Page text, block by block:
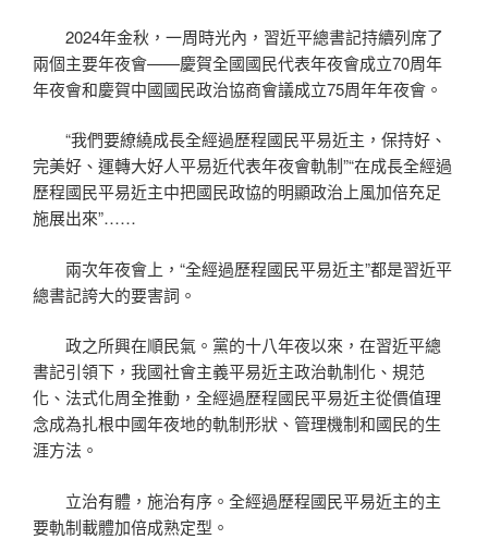
2024年金秋，一周時光內，習近平總書記持續列席了
兩個主要年夜會——慶賀全國國民代表年夜會成立70周年
年夜會和慶賀中國國民政治協商會議成立75周年年夜會。
“我們要繚繞成長全經過歷程國民平易近主，保持好、
完美好、運轉大好人平易近代表年夜會軌制”“在成長全經過
歷程國民平易近主中把國民政協的明顯政治上風加倍充足
施展出來”……
兩次年夜會上，“全經過歷程國民平易近主”都是習近平
總書記誇大的要害詞。
政之所興在順民氣。黨的十八年夜以來，在習近平總
書記引領下，我國社會主義平易近主政治軌制化、規范
化、法式化周全推動，全經過歷程國民平易近主從價值理
念成為扎根中國年夜地的軌制形狀、管理機制和國民的生
涯方法。
立治有體，施治有序。全經過歷程國民平易近主的主
要軌制載體加倍成熟定型。